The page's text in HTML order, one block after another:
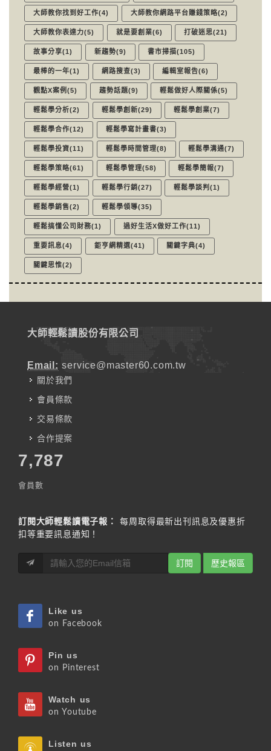
大師教你找到好工作(4) 大師教你網路平台賺錢策略(2)
大師教你表達力(5) 就是要創業(6) 打破迷思(21)
故事分享(1) 新趨勢(9) 書市掃描(105)
最棒的一年(1) 網路搜查(3) 編輯室報告(6)
觀點X案例(5) 趨勢話題(9) 輕鬆做好人際關係(5)
輕鬆學分析(2) 輕鬆學創新(29) 輕鬆學創業(7)
輕鬆學合作(12) 輕鬆學寫計畫書(3)
輕鬆學投資(11) 輕鬆學時間管理(8) 輕鬆學溝通(7)
輕鬆學策略(61) 輕鬆學管理(58) 輕鬆學簡報(7)
輕鬆學經營(1) 輕鬆學行銷(27) 輕鬆學談判(1)
輕鬆學銷售(2) 輕鬆學領導(35)
輕鬆搞懂公司財務(1) 過好生活X做好工作(11)
重要訊息(4) 鉅亨網精選(41) 關鍵字典(4)
關鍵思惟(2)
大師輕鬆讀股份有限公司
Email: service@master60.com.tw
關於我們
會員條款
交易條款
合作提案
7,787
會員數
訂閱大師輕鬆讀電子報：
每周取得最新出刊訊息及優惠折
扣等重要訊息通知！
訂閱 歷史報區
Like us
on Facebook
Pin us
on Pinterest
Watch us
on Youtube
Listen us